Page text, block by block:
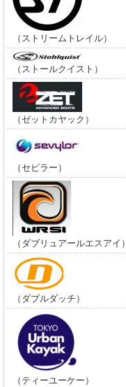
（ストリームトレイル）
（ストールクイスト）
（ゼットカヤック）
（セビラー）
（ダブリュアールエスアイ）
（ダブルダッチ）
（ティーユーケー）